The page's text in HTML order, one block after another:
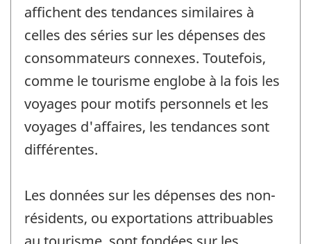
affichent des tendances similaires à
celles des séries sur les dépenses des
consommateurs connexes. Toutefois,
comme le tourisme englobe à la fois les
voyages pour motifs personnels et les
voyages d'affaires, les tendances sont
différentes.
Les données sur les dépenses des non-
résidents, ou exportations attribuables